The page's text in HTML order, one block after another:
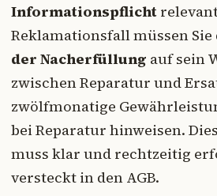
Informationspflicht
Reklamationsfall müssen Sie
der Nacherfüllung auf sein
zwischen Reparatur und
zwölfmonatige
bei Reparatur hinweisen.
muss klar und rechtzeitig
versteckt in den AGB.